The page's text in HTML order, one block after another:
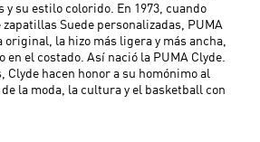
y su estilo colorido. En 1973, cuando
Suede personalizadas, PUMA
la hizo más ligera y más ancha,
en el costado. Así nació la PUMA Clyde.
Clyde hacen honor a su homónimo al
la moda, la cultura y el basketball con